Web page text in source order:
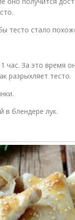
тесто стало
час. За это время
разрыхляет тесто.
в блендере лук.